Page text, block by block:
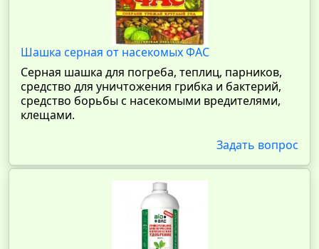
Шашка серная от насекомых ФАС
Серная шашка для погреба, теплиц, парников,
средство для уничтожения грибка и бактерий,
средство борьбы с насекомыми вредителями,
клещами.
Задать вопрос